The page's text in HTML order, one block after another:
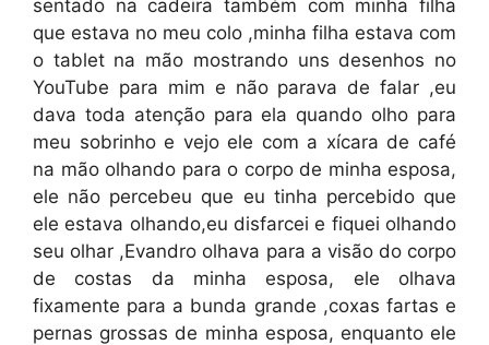
sentado na cadeira também com minha filha
que estava no meu colo ,minha filha estava com
o tablet na mão mostrando uns desenhos no
YouTube para mim e não parava de falar ,eu
dava toda atenção para ela quando olho para
meu sobrinho e vejo ele com a xícara de café
na mão olhando para o corpo de minha esposa,
ele não percebeu que eu tinha percebido que
ele estava olhando,eu disfarcei e fiquei olhando
seu olhar ,Evandro olhava para a visão do corpo
de costas da minha esposa, ele olhava
fixamente para a bunda grande ,coxas fartas e
pernas grossas de minha esposa, enquanto ele